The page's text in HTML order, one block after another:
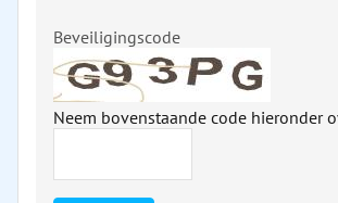
Beveiligingscode
Neem bovenstaande code hieronder